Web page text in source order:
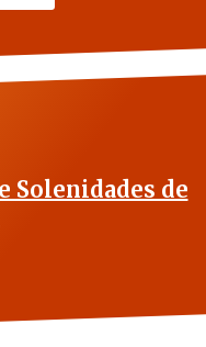
Solenidades de